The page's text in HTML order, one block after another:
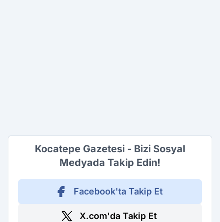
Kocatepe Gazetesi - Bizi Sosyal
Medyada Takip Edin!
Facebook'ta Takip Et
X.com'da Takip Et